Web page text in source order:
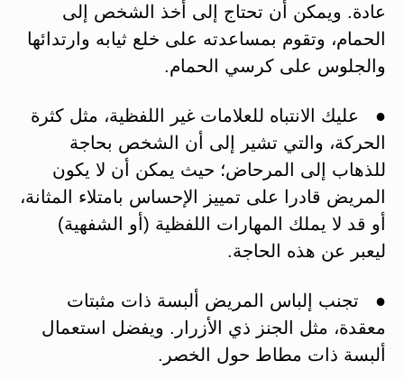
عادة. ويمكن أن تحتاج إلى أخذ الشخص إلى
الحمام، وتقوم بمساعدته على خلع ثيابه وارتدائها
والجلوس على كرسي الحمام.
● عليك الانتباه للعلامات غير اللفظية، مثل كثرة
الحركة، والتي تشير إلى أن الشخص بحاجة
للذهاب إلى المرحاض؛ حيث يمكن أن لا يكون
المريض قادرا على تمييز الإحساس بامتلاء المثانة،
أو قد لا يملك المهارات اللفظية (أو الشفهية)
ليعبر عن هذه الحاجة.
● تجنب إلباس المريض ألبسة ذات مثبتات
معقدة، مثل الجنز ذي الأزرار. ويفضل استعمال
ألبسة ذات مطاط حول الخصر.